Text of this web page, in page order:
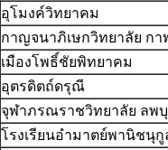
อุโมงค์วิทยาคม
กาญจนาภิเษกวิทยาลัย กา
เมืองโพธิ์ชัยพิทยาคม
อุตรดิตถ์ดรุณี
จุฬาภรณราชวิทยาลัย ลพ
โรงเรียนอำมาตย์พานิชนุกู